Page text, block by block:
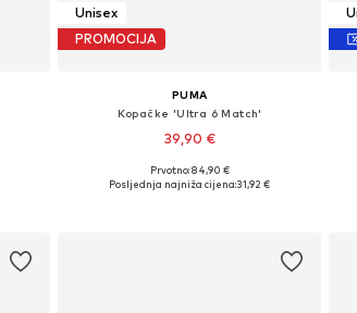
Unisex
PROMOCIJA
PUMA
Kopačke 'Ultra 6 Match'
39,90 €
Dostupne veličine: 44,5
Prvotno: 84,90 €
Posljednja najniža cijena:31,92 €